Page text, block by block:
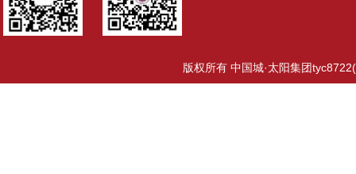
版权所有 中国城·太阳集团